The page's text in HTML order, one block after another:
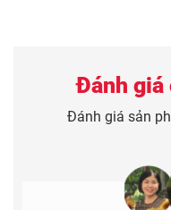
Đánh giá
Đánh giá sản